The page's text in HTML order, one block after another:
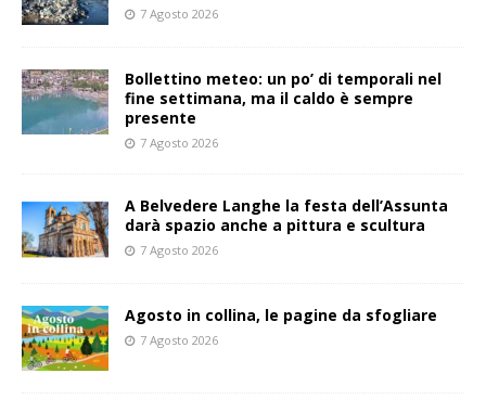
7 Agosto 2026
Bollettino meteo: un po’ di temporali nel
fine settimana, ma il caldo è sempre
presente
7 Agosto 2026
A Belvedere Langhe la festa dell’Assunta
darà spazio anche a pittura e scultura
7 Agosto 2026
Agosto in collina, le pagine da sfogliare
7 Agosto 2026